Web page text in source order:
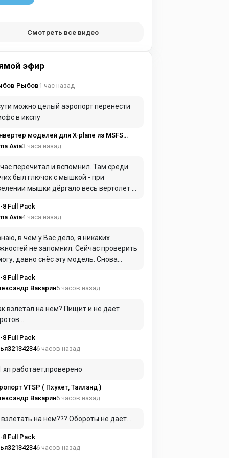
Смотреть все видео
эфир
Рыбов1 час назад
можно целый аэропорт перенести
в икспу
Avia3 часа назад
перечитал и вспомнил. Там среди
был глючок с мышкой - при
мышки дёргало весь вертолет и
работает (пересекается)
управления мышкой и джойстиком. Я
учитывая общее качество модели...
я мышку не трогал, управлял только
при помощи оси "throttle" джойстика,
от земли отрывался вполне
(летал вот только хреново). А у
похоже, просто газ не прибавляется.
Full Pack
Avia4 часа назад
в чём у Вас дело, я никаких
не запомнил. Сейчас проверить
давно снёс эту модель. Снова
не стОит.
Full Pack
Вакарин5 часов назад
взлетал на нем? Пищит и не дает
Full Pack
6 часов назад
хп работает,проверено
VTSP ( Пхукет, Таиланд )
Вакарин6 часов назад
взлетать на нем??? Обороты не дает...
Full Pack
6 часов назад